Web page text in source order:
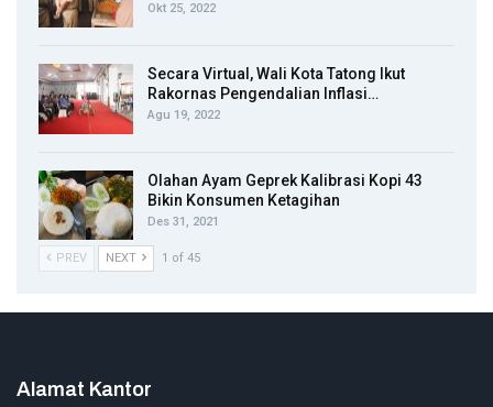
Okt 25, 2022
Secara Virtual, Wali Kota Tatong Ikut
Rakornas Pengendalian Inflasi…
Agu 19, 2022
Olahan Ayam Geprek Kalibrasi Kopi 43
Bikin Konsumen Ketagihan
Des 31, 2021
PREV NEXT 1 of 45
Alamat Kantor